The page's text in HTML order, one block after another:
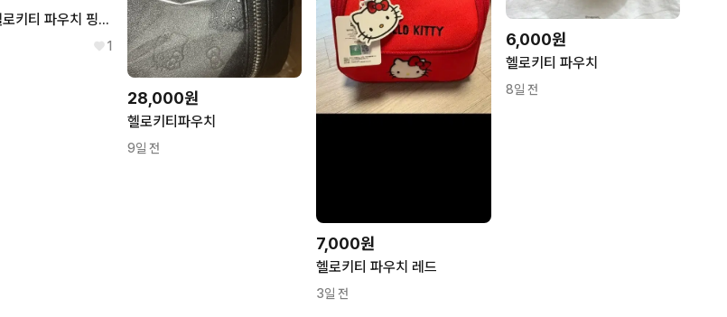
[새상품] 헬로키티 파우치 핑크 레오파드
1
28,000원
헬로키티파우치
9일 전
7,000원
헬로키티 파우치 레드
3일 전
6,000원
헬로키티 파우치
8일 전